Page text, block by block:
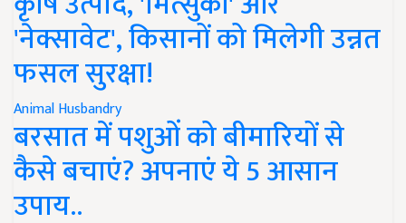
'नेक्सावेट', किसानों को मिलेगी उन्नत
फसल सुरक्षा!
Animal Husbandry
बरसात में पशुओं को बीमारियों से
कैसे बचाएं? अपनाएं ये 5 आसान
उपाय..